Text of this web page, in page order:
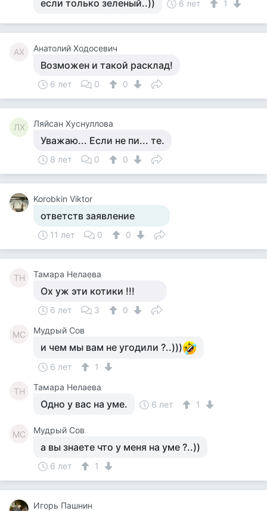
если только зеленый..)) 6 лет 1
АХ Анатолий Ходосевич
Возможен и такой расклад!
6 лет 0 0
ЛХ Ляйсан Хуснуллова
Уважаю... Если не пи... те.
8 лет 0 0
Korobkin Viktor
ответств заявление
11 лет 0 0
ТН Тамара Нелаева
Ох уж эти котики !!!
6 лет 3 0
МС Мудрый Сов
и чем мы вам не угодили ?..)))
6 лет 1
ТН Тамара Нелаева
Одно у вас на уме. 6 лет 1
МС Мудрый Сов
а вы знаете что у меня на уме ?..))
6 лет 1
Игорь Пашнин